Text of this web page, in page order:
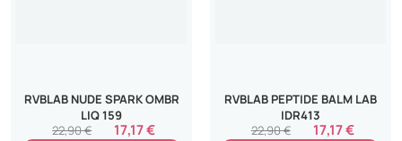
RVBLAB NUDE SPARK OMBR
LIQ 159
17,17 €
22,90 €
RVBLAB PEPTIDE BALM LAB
IDR413
17,17 €
22,90 €